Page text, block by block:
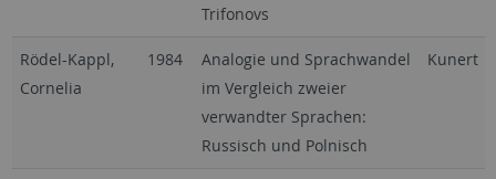
Trifonovs
Rödel-Kappl,
Cornelia
1984
Analogie und Sprachwandel
im Vergleich zweier
verwandter Sprachen:
Russisch und Polnisch
Kunert